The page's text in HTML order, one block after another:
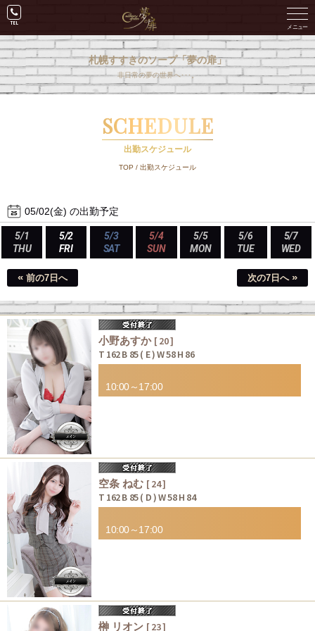
札幌すすきのソープ「夢の扉」
非日常の夢の世界へ･･･。
SCHEDULE
出勤スケジュール
TOP / 出勤スケジュール
05/02(金) の出勤予定
5/1
THU
5/2
FRI
5/3
SAT
5/4
SUN
5/5
MON
5/6
TUE
5/7
WED
« 前の7日へ 次の7日へ »
小野あすか [ 20 ]
T 162 B 85 ( E ) W 58 H 86
10:00～17:00
空条 ねむ [ 24 ]
T 162 B 85 ( D ) W 58 H 84
10:00～17:00
榊 リオン [ 23 ]